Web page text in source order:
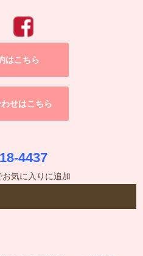
はこちら
せはこちら
4437
気に入りに追加